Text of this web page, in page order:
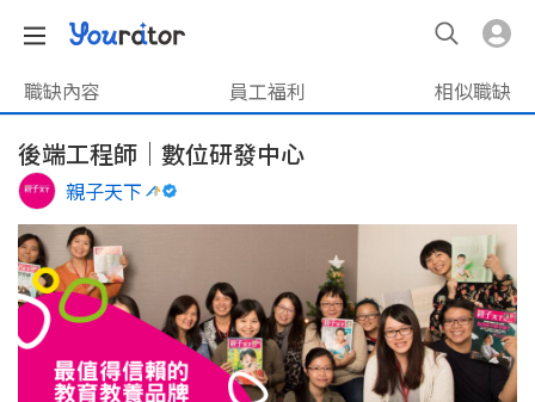
職缺內容 員工福利 相似職缺
後端⼯程師｜數位研發中心
親子天下